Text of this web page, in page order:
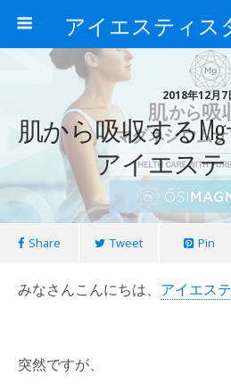
2018年12月7
肌から吸収するMg
アイエステ
Share Tweet Pin
みなさんこんにちは、 アイエス
突然ですが、